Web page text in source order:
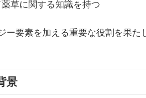
草に関する知識を持つ
要素を加える重要な役割を果
景